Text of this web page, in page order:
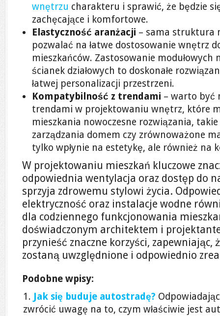
wnętrzu charakteru i sprawić, że będzie
zachęcające i komfortowe.
Elastyczność aranżacji – sama struktura
pozwalać na łatwe dostosowanie wnętrz
mieszkańców. Zastosowanie modułowych
ścianek działowych to doskonałe
łatwej personalizacji przestrzeni.
Kompatybilność z trendami – warto być
trendami w projektowaniu wnętrz, które
mieszkania nowoczesne rozwiązania,
zarządzania domem czy zrównoważone
tylko wpłynie na estetykę, ale również na
W projektowaniu mieszkań kluczowe
odpowiednia wentylacja oraz dostęp do
sprzyja zdrowemu stylowi życia.
elektryczność oraz instalacje wodne
dla codziennego funkcjonowania
doświadczonym architektem i
przynieść znaczne korzyści, zapewniając,
zostaną uwzględnione i odpowiednio
Podobne wpisy:
Jak się buduje autostradę?
zwrócić uwagę na to, czym właściwie jest